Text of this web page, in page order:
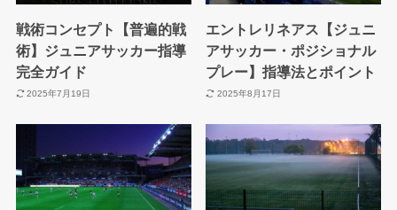
戦術コンセプト【普遍的戦
術】ジュニアサッカー指導
完全ガイド
2025年7月19日
エントレリネアス【ジュニ
アサッカー・ポジショナル
プレー】指導法とポイント
2025年8月17日